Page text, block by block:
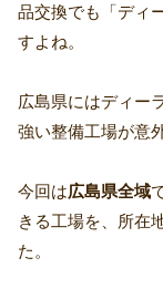
品交換でも「ディ
すよね。
広島県にはディー
強い整備工場が意
今回は広島県全域
きる工場を、所在
た。